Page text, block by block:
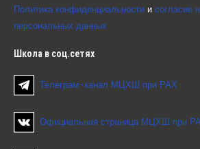
Политика конфиденциальности и согласие
персональных данных
Школа в соц.сетях
Телеграм-канал МЦХШ при РАХ
Официальная страница МЦХШ при